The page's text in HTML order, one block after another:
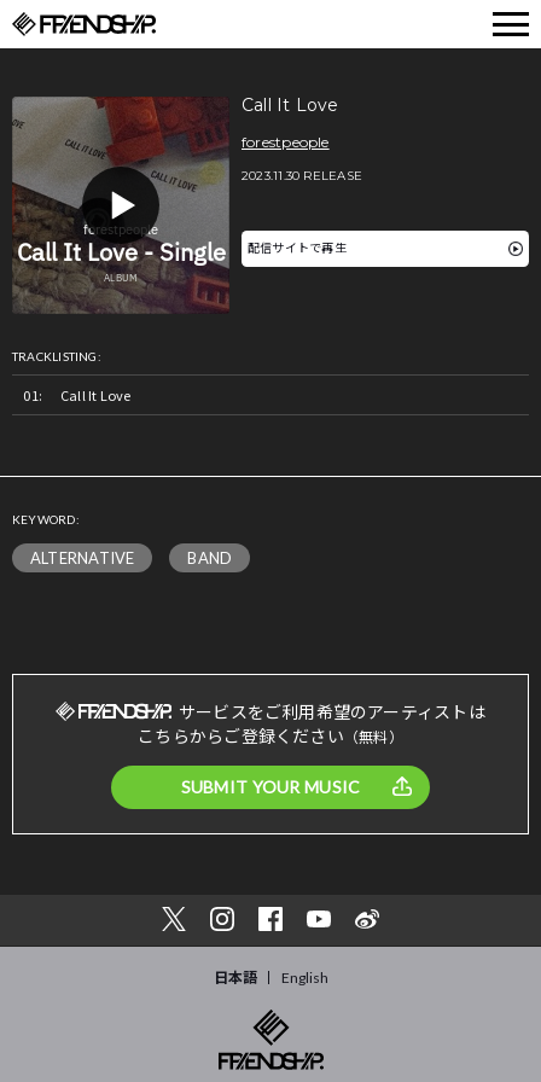
Call It Love
forestpeople
2023.11.30 RELEASE
配信サイトで再生
TRACKLISTING:
Call It Love
KEYWORD:
ALTERNATIVE BAND
サービスをご利用希望のアーティストは
こちらからご登録ください （無料）
SUBMIT YOUR MUSIC
日本語 English